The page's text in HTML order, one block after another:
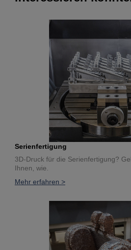
Serienfertigung
3D-Druck für die Serienfertigung?
Ihnen, wie.
Mehr erfahren >